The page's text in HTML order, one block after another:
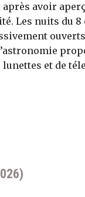
avoir
Les nuits du 8
et de